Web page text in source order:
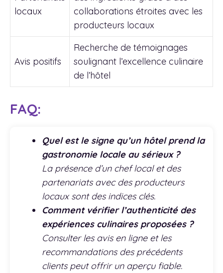
locaux
collaborations étroites avec les
producteurs locaux
Avis positifs
Recherche de témoignages
soulignant l’excellence culinaire
de l’hôtel
FAQ:
Quel est le signe qu’un hôtel prend la
gastronomie locale au sérieux ?
La présence d’un chef local et des
partenariats avec des producteurs
locaux sont des indices clés.
Comment vérifier l’authenticité des
expériences culinaires proposées ?
Consulter les avis en ligne et les
recommandations des précédents
clients peut offrir un aperçu fiable.